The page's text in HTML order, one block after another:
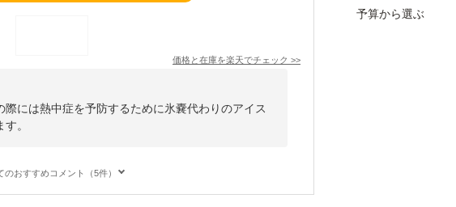
価格と在庫を楽天でチェック >>
には熱中症を予防するために氷嚢代わりのアイス
。
のおすすめコメント（5件）
予算から選ぶ